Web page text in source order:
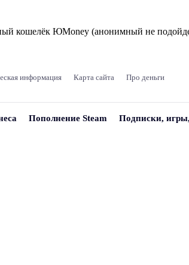
кошелёк ЮMoney (анонимный не
информация Карта сайта Про деньги
Пополнение Steam Подписки,